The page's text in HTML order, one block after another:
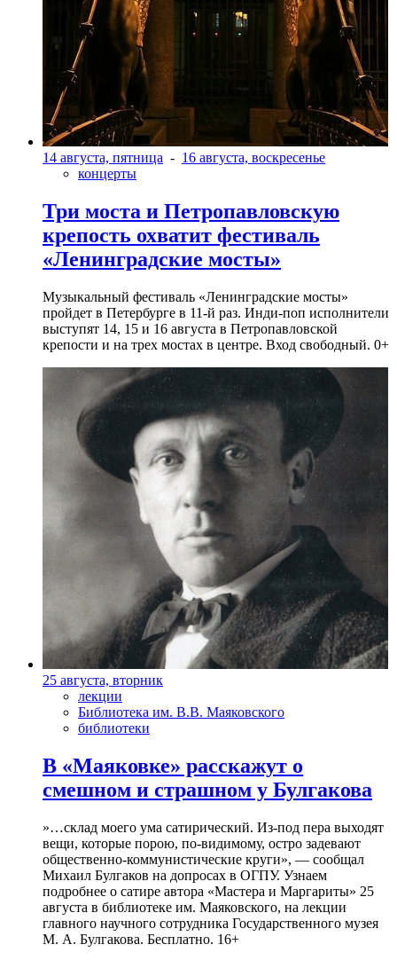
14 августа, пятница - 16 августа, воскресенье
концерты
Три моста и Петропавловскую
крепость охватит фестиваль
«Ленинградские мосты»
Музыкальный фестиваль «Ленинградские мосты»
пройдет в Петербурге в 11-й раз. Инди-поп исполнители
выступят 14, 15 и 16 августа в Петропавловской
крепости и на трех мостах в центре. Вход свободный. 0+
25 августа, вторник
лекции
Библиотека им. В.В. Маяковского
библиотеки
В «Маяковке» расскажут о
смешном и страшном у Булгакова
»…склад моего ума сатирический. Из-под пера выходят
вещи, которые порою, по-видимому, остро задевают
общественно-коммунистические круги», — сообщал
Михаил Булгаков на допросах в ОГПУ. Узнаем
подробнее о сатире автора «Мастера и Маргариты» 25
августа в библиотеке им. Маяковского, на лекции
главного научного сотрудника Государственного музея
М. А. Булгакова. Бесплатно. 16+